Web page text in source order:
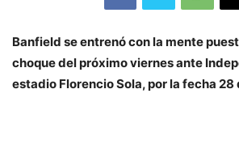
Banfield se entrenó con la mente
choque del próximo viernes ante
estadio Florencio Sola, por la fecha 28